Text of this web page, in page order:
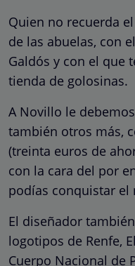
Quien no recuerda
de las abuelas, con
Galdós y con el que
tienda de golosinas.
A Novillo le
también otros más,
(treinta euros de
con la cara del por
podías conquistar el
El diseñador
logotipos de Renfe,
Cuerpo Nacional de